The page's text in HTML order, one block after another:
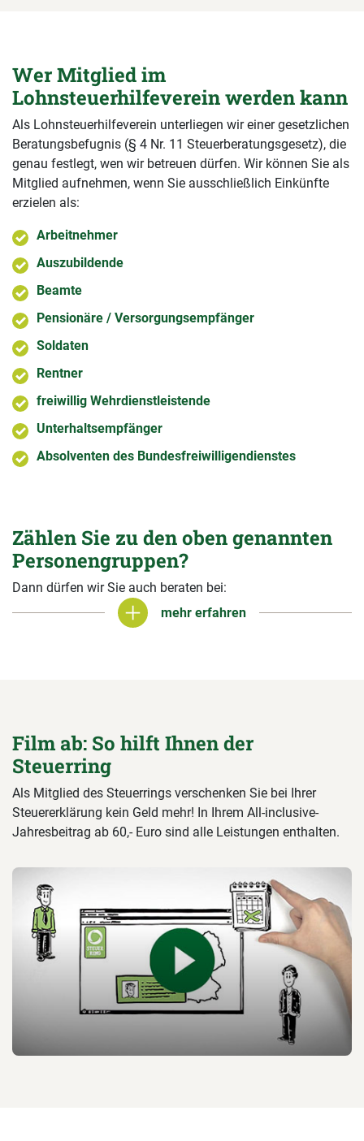
Wer Mitglied im
Lohnsteuerhilfeverein werden kann
Als Lohnsteuerhilfeverein unterliegen wir einer gesetzlichen
Beratungsbefugnis (§ 4 Nr. 11 Steuerberatungsgesetz), die
genau festlegt, wen wir betreuen dürfen. Wir können Sie als
Mitglied aufnehmen, wenn Sie ausschließlich Einkünfte
erzielen als:
Arbeitnehmer
Auszubildende
Beamte
Pensionäre / Versorgungsempfänger
Soldaten
Rentner
freiwillig Wehrdienstleistende
Unterhaltsempfänger
Absolventen des Bundesfreiwilligendienstes
Zählen Sie zu den oben genannten
Personengruppen?
Dann dürfen wir Sie auch beraten bei:
mehr erfahren
mehr erfahren
Film ab: So hilft Ihnen der
Steuerring
Als Mitglied des Steuerrings verschenken Sie bei Ihrer
Steuererklärung kein Geld mehr! In Ihrem All-inclusive-
Jahresbeitrag ab 60,- Euro sind alle Leistungen enthalten.